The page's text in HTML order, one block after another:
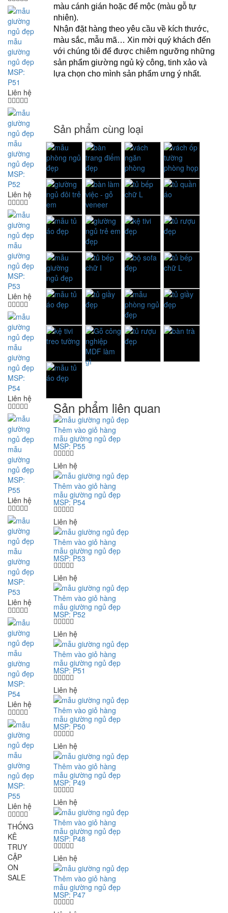
mẫu
giường
ngủ đẹp
MSP:
P51
Liên hệ
mẫu
giường
ngủ đẹp
MSP:
P52
Liên hệ
mẫu
giường
ngủ đẹp
MSP:
P53
Liên hệ
mẫu
giường
ngủ đẹp
MSP:
P54
Liên hệ
mẫu
giường
ngủ đẹp
MSP:
P55
Liên hệ
mẫu
giường
ngủ đẹp
MSP:
P53
Liên hệ
mẫu
giường
ngủ đẹp
MSP:
P54
Liên hệ
mẫu
giường
ngủ đẹp
MSP:
P55
Liên hệ
THỐNG
KÊ
TRUY
CẬP
ON
SALE
màu cánh gián hoặc để mộc (màu gỗ tự
nhiên).
Nhận đặt hàng theo yêu cầu về kích thước,
màu sắc, mẫu mã… Xin mời quý khách đến
với chúng tôi để được chiêm ngưỡng những
sản phẩm giường ngủ kỳ công, tinh xảo và
lựa chọn cho mình sản phẩm ưng ý nhất.
Sản phẩm cùng loại
Sản phẩm liên quan
Thêm vào giỏ hàng
mẫu giường ngủ đẹp
MSP: P55
Liên hệ
Thêm vào giỏ hàng
mẫu giường ngủ đẹp
MSP: P54
Liên hệ
Thêm vào giỏ hàng
mẫu giường ngủ đẹp
MSP: P53
Liên hệ
Thêm vào giỏ hàng
mẫu giường ngủ đẹp
MSP: P52
Liên hệ
Thêm vào giỏ hàng
mẫu giường ngủ đẹp
MSP: P51
Liên hệ
Thêm vào giỏ hàng
mẫu giường ngủ đẹp
MSP: P50
Liên hệ
Thêm vào giỏ hàng
mẫu giường ngủ đẹp
MSP: P49
Liên hệ
Thêm vào giỏ hàng
mẫu giường ngủ đẹp
MSP: P48
Liên hệ
Thêm vào giỏ hàng
mẫu giường ngủ đẹp
MSP: P47